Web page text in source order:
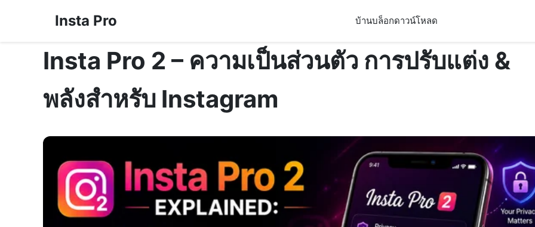
Insta Pro บ้านบล็อกดาวน์โหลด
Insta Pro 2 – ความเป็นส่วนตัว การปรับแต่ง &
พลังสำหรับ Instagram